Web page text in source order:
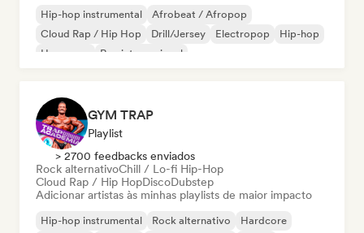
Hip-hop instrumental
Afrobeat / Afropop
Cloud Rap / Hip Hop
Drill/Jersey Electropop
Hip-hop
Hyperpop
Rap internacional
GYM TRAP
Playlist
> 2700 feedbacks enviados
Rock alternativoChill / Lo-fi Hip-Hop
Cloud Rap / Hip HopDiscoDubstep
Adicionar artistas às minhas playlists de maior impacto
Hip-hop instrumental Rock alternativo
Hardcore